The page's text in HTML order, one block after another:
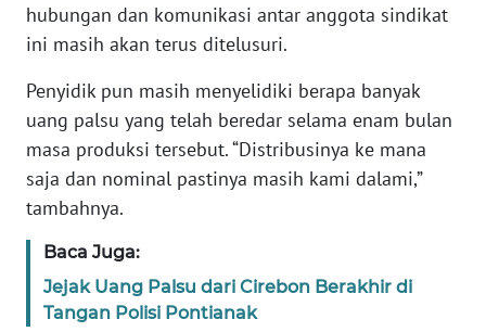
hubungan dan komunikasi antar anggota sindikat
ini masih akan terus ditelusuri.
Penyidik pun masih menyelidiki berapa banyak
uang palsu yang telah beredar selama enam bulan
masa produksi tersebut. “Distribusinya ke mana
saja dan nominal pastinya masih kami dalami,”
tambahnya.
Baca Juga:
Jejak Uang Palsu dari Cirebon Berakhir di
Tangan Polisi Pontianak
WN
WN
JAKARTA
WN
WN
BANTEN